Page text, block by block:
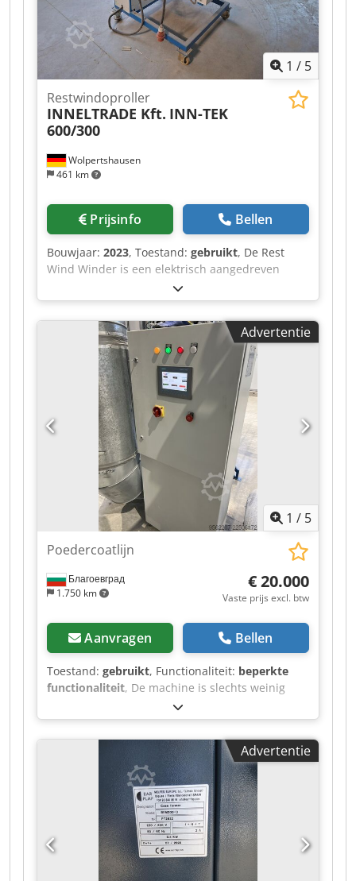
1 / 5
Wolpertshausen
461 km
Restwindoproller
INNELTRADE Kft. INN-TEK
600/300
Prijsinfo Bellen
Bouwjaar: 2023, Toestand: gebruikt, De Rest
Wind Winder is een elektrisch aangedreven
opwikkelmachine voor het gecontroleerd
opwikkelen van restmaterialen op een
opwikkelkern. De machine dient Dcjdozr I Azepfx
Anmjk om materiaalresten uit productie- of
verwerkingsprocessen op een nette en
gelijkmatige manier op te nemen. Het materiaal
wordt via geleiderollen geleid en op de
opwikkelas opgewikkeld. De elektrische
aandrijving zorgt voor een gelijkmatig
opwikkelproces met instelbare snelheid. De
machine beschikt over een schakelkast met
start-/stopfunctie, hoofdschakelaar, noodstop en
controle-indicatoren. De machine kan na
afspraak in 06502 Thale worden bezichtigd.
Advertentie
1 / 5
Благоевград
1.750 km
Poedercoatlijn
€ 20.000
Vaste prijs excl. btw
Aanvragen Bellen
Toestand: gebruikt, Functionaliteit: beperkte
functionaliteit, De machine is slechts weinig
gebruikt. Dcjdpfx Anjzr Iz Rsmsk
Advertentie